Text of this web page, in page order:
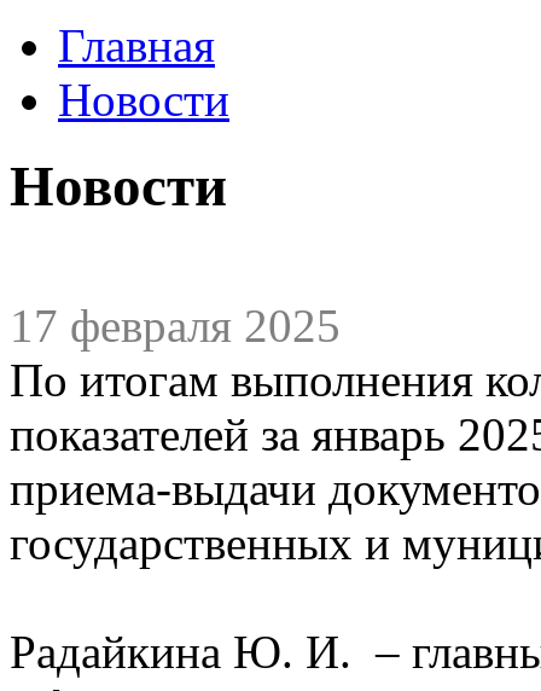
Главная
Новости
Новости
17 февраля 2025
По итогам выполнения
показателей за январь
приема-выдачи
государственных и
Радайкина Ю. И. –